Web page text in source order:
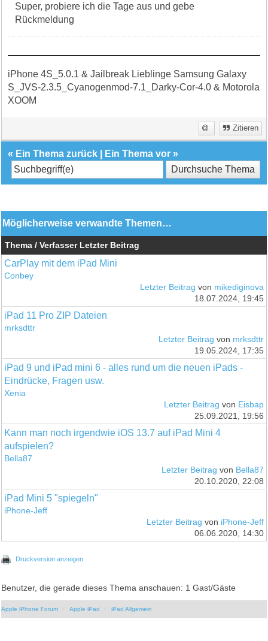
Super, probiere ich die Tage aus und gebe
Rückmeldung
iPhone 4S_5.0.1 & Jailbreak Lieblinge Samsung Galaxy
S_JVS-2.3.5_Cyanogenmod-7.1_Darky-Cor-4.0 & Motorola
XOOM
Zitieren
« Ein Thema zurück Ein Thema vor »
Möglicherweise verwandte Themen…
Thema / Verfasser Letzter Beitrag
CarPlay mit dem iPad Mini
Conbey
Letzter Beitrag von mikediginova
18.07.2024, 19:45
iPad 11 Pro ZIP Dateien
mrksdttr
Letzter Beitrag von mrksdttr
19.05.2024, 17:35
iPad 9 und iPad mini 6 - alles rund um die neuen iPads -
Eindrücke, Fragen usw.
Xenia
Letzter Beitrag von Eisbap
25.09.2021, 19:56
Kann man noch irgendwie iOS 13.7 auf iPad Mini 4
aufspielen?
Bella87
Letzter Beitrag von Bella87
20.10.2020, 22:08
iPad Mini 5 "spiegeln"
iPhone-Jeff
Letzter Beitrag von iPhone-Jeff
06.06.2020, 14:30
Druckversion anzeigen
Benutzer, die gerade dieses Thema anschauen: 1 Gast/Gäste
Apple iPhone Forum Apple iPad iPad Allgemein